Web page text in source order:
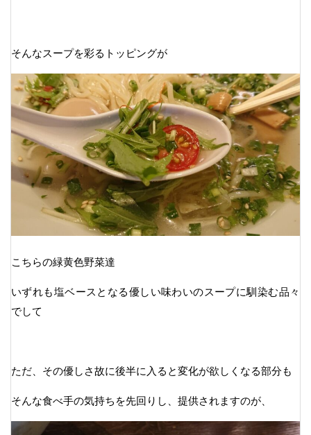
そんなスープを彩るトッピングが
こちらの緑黄色野菜達
いずれも塩ベースとなる優しい味わいのスープに馴染む品々
でして
ただ、その優しさ故に後半に入ると変化が欲しくなる部分も
そんな食べ手の気持ちを先回りし、提供されますのが、